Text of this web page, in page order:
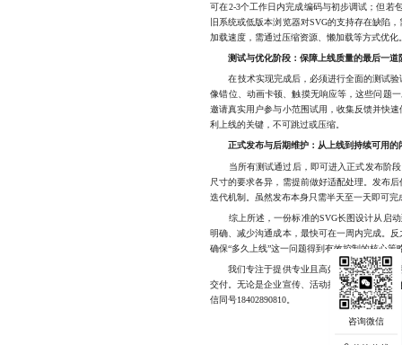
可在2-3个工作日内完成编码与初步调试；但若
旧系统或低版本浏览器对SVG的支持存在缺陷
加载速度，需通过压缩资源、懒加载等方式优
测试与优化阶段：保障上线质量的最后一道
在技术实现完成后，必须进行全面的测试验
像错位、动画卡顿、触摸无响应等，这些问题
邀请真实用户参与小范围试用，收集反馈并快
利上线的关键，不可跳过或压缩。
正式发布与后期维护：从上线到持续可用的
当所有测试通过后，即可进入正式发布阶段
尺寸的要求各异，需提前做好适配处理。发布
迭代机制。虽然发布本身只需半天至一天即可
综上所述，一份标准的SVG长图设计从启动
明确、减少沟通成本，最快可在一周内完成。
确保“多久上线”这一问题得到有效控制的核心策
我们专注于提供专业且高效的SVG长图设计
交付。无论是企业宣传、活动推广还是数据可视
信同号18402890810。